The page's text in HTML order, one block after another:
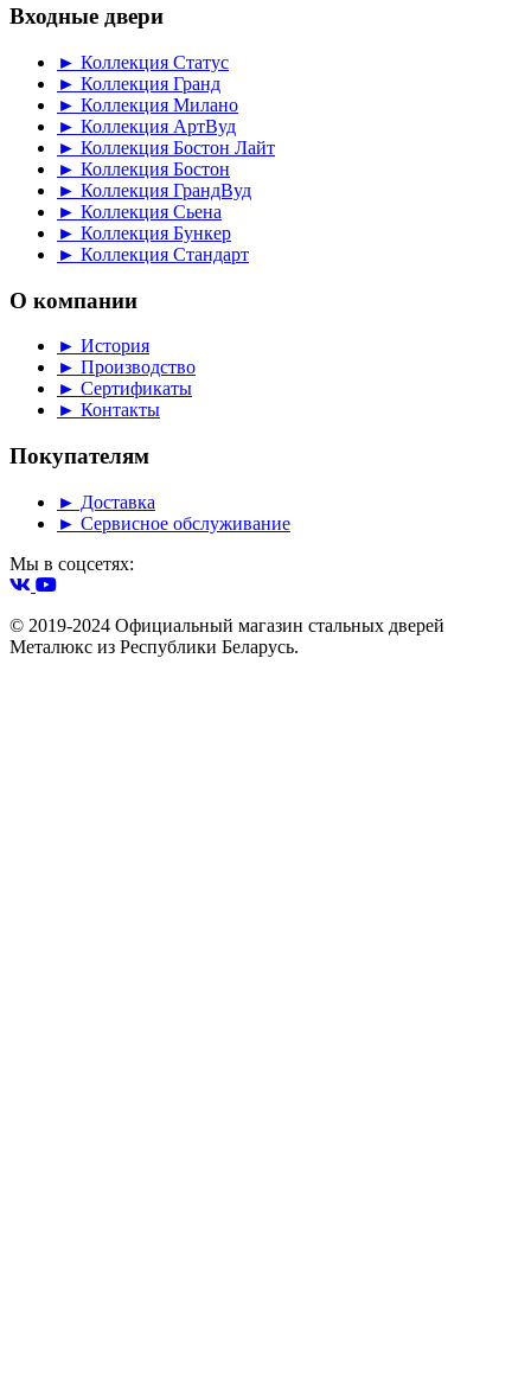
Входные двери
► Коллекция Статус
► Коллекция Гранд
► Коллекция Милано
► Коллекция АртВуд
► Коллекция Бостон Лайт
► Коллекция Бостон
► Коллекция ГрандВуд
► Коллекция Сьена
► Коллекция Бункер
► Коллекция Стандарт
О компании
► История
► Производство
► Сертификаты
► Контакты
Покупателям
► Доставка
► Сервисное обслуживание
Мы в соцсетях:
© 2019-2024 Официальный магазин стальных дверей
Металюкс из Республики Беларусь.